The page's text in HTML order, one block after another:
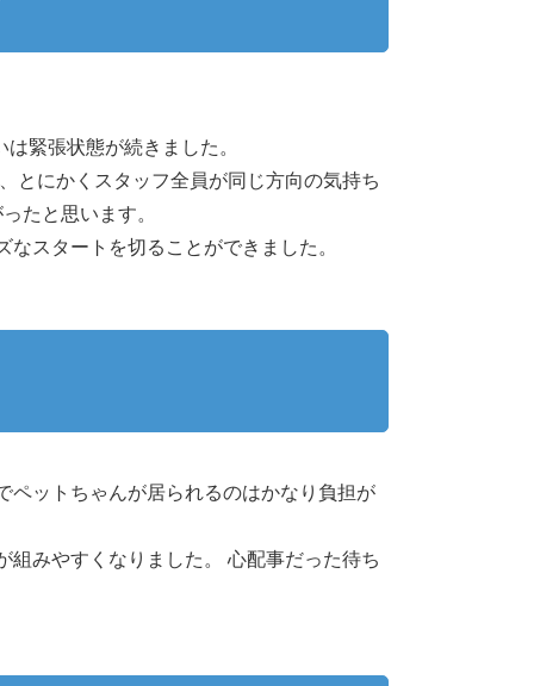
緊張状態が続きました。
とにかくスタッフ全員が同じ方向の気持ち
たと思います。
スタートを切ることができました。
ペットちゃんが居られるのはかなり負担が
みやすくなりました。 心配事だった待ち